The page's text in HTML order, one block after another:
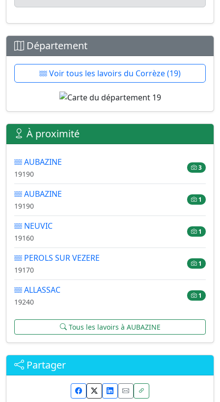
Département
Voir tous les lavoirs du Corrèze (19)
À proximité
AUBAZINE
19190
3
AUBAZINE
19190
1
NEUVIC
19160
1
PEROLS SUR VEZERE
19170
1
ALLASSAC
19240
1
Tous les lavoirs à AUBAZINE
Partager